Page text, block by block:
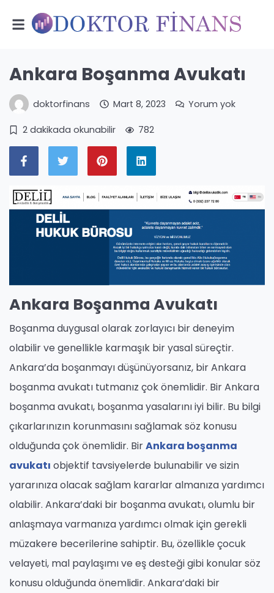
Ankara Boşanma Avukatı
doktorfinans Mart 8, 2023 Yorum yok
2 dakikada okunabilir 782
Ankara Boşanma Avukatı
Boşanma duygusal olarak zorlayıcı bir deneyim
olabilir ve genellikle karmaşık bir yasal süreçtir.
Ankara’da boşanmayı düşünüyorsanız, bir Ankara
boşanma avukatı tutmanız çok önemlidir. Bir Ankara
boşanma avukatı, boşanma yasalarını iyi bilir. Bu bilgi
çıkarlarınızın korunmasını sağlamak söz konusu
olduğunda çok önemlidir. BirAnkara boşanma
avukatı objektif tavsiyelerde bulunabilir ve sizin
yararınıza olacak sağlam kararlar almanıza yardımcı
olabilir. Ankara’daki bir boşanma avukatı, olumlu bir
anlaşmaya varmanıza yardımcı olmak için gerekli
müzakere becerilerine sahiptir. Bu, özellikle çocuk
velayeti, mal paylaşımı ve eş desteği gibi konular söz
konusu olduğunda önemlidir. Ankara’daki bir